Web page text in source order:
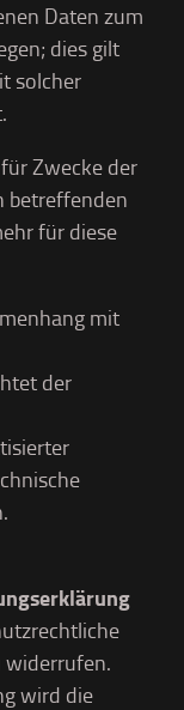
Daten zum
dies gilt
solcher
Zwecke der
betreffenden
für diese
mit
der
widerrufen.
wird die